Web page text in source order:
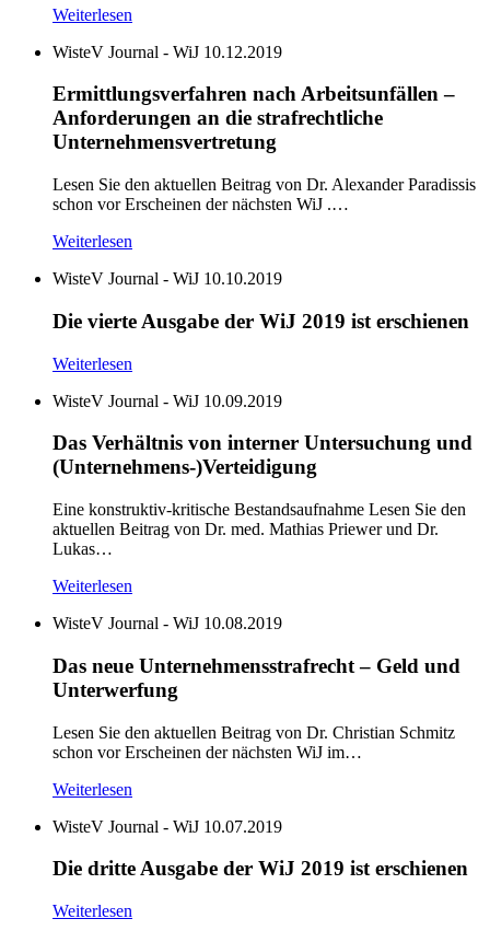
Weiterlesen
WisteV Journal - WiJ 10.12.2019
Ermittlungsverfahren nach Arbeitsunfällen –
Anforderungen an die strafrechtliche
Unternehmensvertretung
Lesen Sie den aktuellen Beitrag von Dr. Alexander Paradissis
schon vor Erscheinen der nächsten WiJ .…
Weiterlesen
WisteV Journal - WiJ 10.10.2019
Die vierte Ausgabe der WiJ 2019 ist erschienen
Weiterlesen
WisteV Journal - WiJ 10.09.2019
Das Verhältnis von interner Untersuchung und
(Unternehmens-)Verteidigung
Eine konstruktiv-kritische Bestandsaufnahme Lesen Sie den
aktuellen Beitrag von Dr. med. Mathias Priewer und Dr.
Lukas…
Weiterlesen
WisteV Journal - WiJ 10.08.2019
Das neue Unternehmensstrafrecht – Geld und
Unterwerfung
Lesen Sie den aktuellen Beitrag von Dr. Christian Schmitz
schon vor Erscheinen der nächsten WiJ im…
Weiterlesen
WisteV Journal - WiJ 10.07.2019
Die dritte Ausgabe der WiJ 2019 ist erschienen
Weiterlesen